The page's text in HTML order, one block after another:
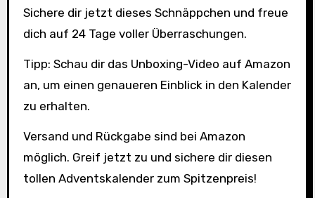
Sichere dir jetzt dieses Schnäppchen und freue
dich auf 24 Tage voller Überraschungen.
Tipp: Schau dir das Unboxing-Video auf Amazon
an, um einen genaueren Einblick in den Kalender
zu erhalten.
Versand und Rückgabe sind bei Amazon
möglich. Greif jetzt zu und sichere dir diesen
tollen Adventskalender zum Spitzenpreis!